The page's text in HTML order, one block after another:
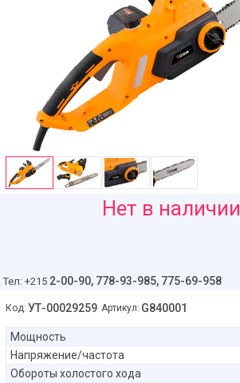
Нет в наличии
Тел: +215 2-00-90, 778-93-985, 775-69-958
Код: УТ-00029259 Артикул: G840001
Мощность
Напряжение/частота
Обороты холостого хода